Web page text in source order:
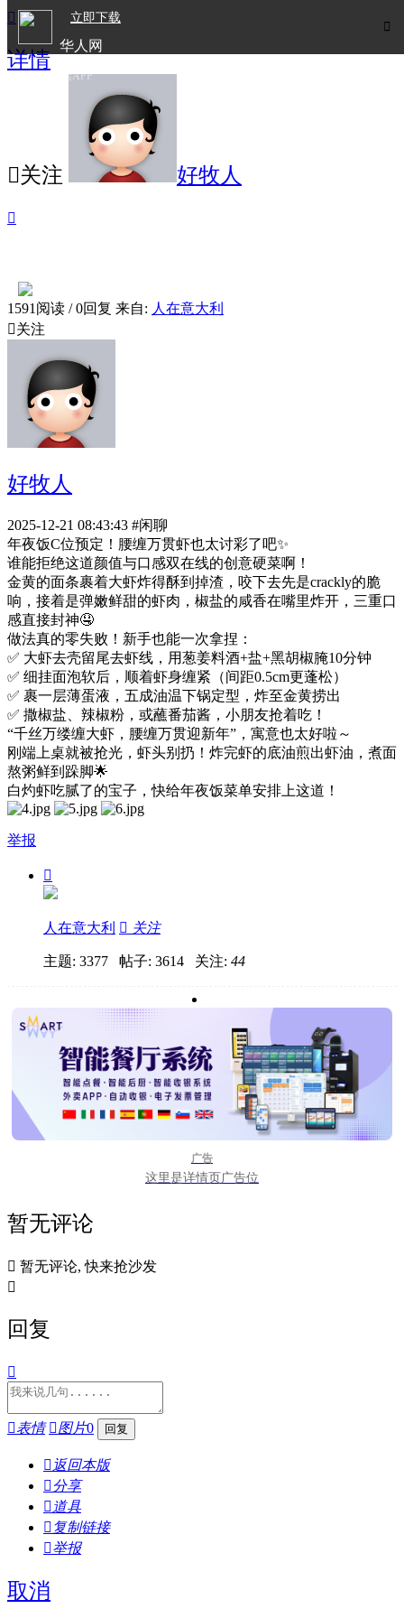

立即下载
华人网
欧洲华人生活APP

详情
关注 好牧人

1591阅读 / 0回复 来自: 人在意大利
关注
好牧人
2025-12-21 08:43:43 #闲聊
年夜饭C位预定！腰缠万贯虾也太讨彩了吧✨
谁能拒绝这道颜值与口感双在线的创意硬菜啊！
金黄的面条裹着大虾炸得酥到掉渣，咬下去先是crackly的脆
响，接着是弹嫩鲜甜的虾肉，椒盐的咸香在嘴里炸开，三重口
感直接封神🤤
做法真的零失败！新手也能一次拿捏：
✅ 大虾去壳留尾去虾线，用葱姜料酒+盐+黑胡椒腌10分钟
✅ 细挂面泡软后，顺着虾身缠紧（间距0.5cm更蓬松）
✅ 裹一层薄蛋液，五成油温下锅定型，炸至金黄捞出
✅ 撒椒盐、辣椒粉，或蘸番茄酱，小朋友抢着吃！
“千丝万缕缠大虾，腰缠万贯迎新年”，寓意也太好啦～
刚端上桌就被抢光，虾头别扔！炸完虾的底油煎出虾油，煮面
熬粥鲜到跺脚🌟
白灼虾吃腻了的宝子，快给年夜饭菜单安排上这道！
举报

人在意大利  关注
主题: 3377 帖子: 3614 关注: 44
广告
这里是详情页广告位
暂无评论
 暂无评论, 快来抢沙发

回复

表情 图片0
 返回本版
分享
 道具
 复制链接
举报
取消